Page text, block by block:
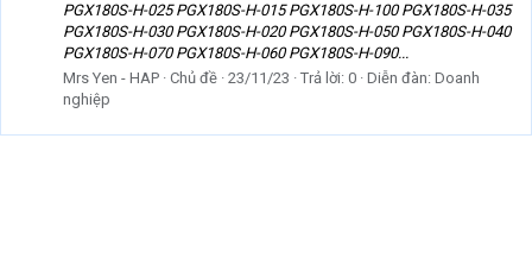
PGX180S-H-025 PGX180S-H-015 PGX180S-H-100 PGX180S-H-035
PGX180S-H-030 PGX180S-H-020 PGX180S-H-050 PGX180S-H-040
PGX180S-H-070 PGX180S-H-060 PGX180S-H-090...
Mrs Yen - HAP Chủ đề 23/11/23 Trả lời: 0 Diễn đàn: Doanh
nghiệp